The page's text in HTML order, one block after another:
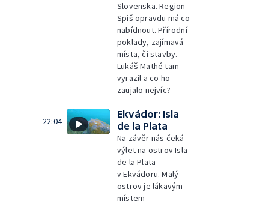
Slovenska. Region
Spiš opravdu má co
nabídnout. Přírodní
poklady, zajímavá
místa, či stavby.
Lukáš Mathé tam
vyrazil a co ho
zaujalo nejvíc?
22:04
Ekvádor: Isla
de la Plata
Na závěr nás čeká
výlet na ostrov Isla
de la Plata
v Ekvádoru. Malý
ostrov je lákavým
místem